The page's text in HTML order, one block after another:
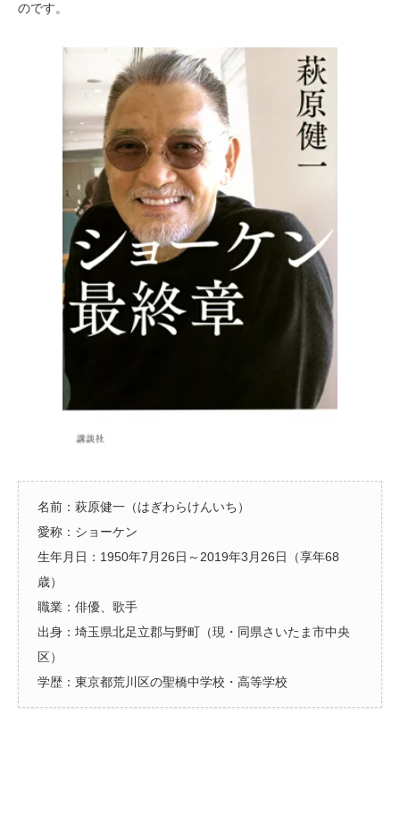
のです。
名前：萩原健一（はぎわらけんいち）
愛称：ショーケン
生年月日：1950年7月26日～2019年3月26日（享年68
歳）
職業：俳優、歌手
出身：埼玉県北足立郡与野町（現・同県さいたま市中央
区）
学歴：東京都荒川区の聖橋中学校・高等学校